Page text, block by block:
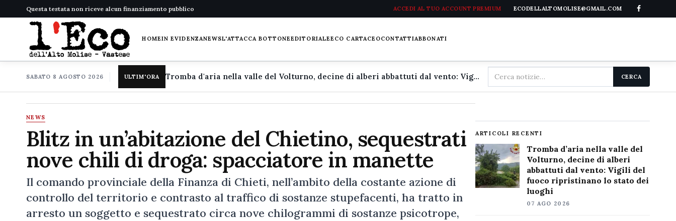
Questa testata non riceve alcun finanziamento pubblico ACCEDI AL TUO ACCOUNT PREMIUM ECODELLALTOMOLISE@GMAIL.COM
HOMEIN EVIDENZANEWSL'ATTACCA BOTTONEEDITORIALEECO CARTACEOCONTATTIABBONATI
SABATO 8 AGOSTO 2026 ULTIM'ORA Tromba d'aria nella valle del Volturno, decine di alberi abbattuti dal vento: Vigili del fuoco ripristinano lo stato dei luoghi
Cerca
nel
CERCA
NEWS
Blitz in un’abitazione del Chietino, sequestrati
nove chili di droga: spacciatore in manette
Il comando provinciale della Finanza di Chieti, nell’ambito della costante azione di
controllo del territorio e contrasto al traffico di sostanze stupefacenti, ha tratto in
arresto un soggetto e sequestrato circa nove chilogrammi di sostanze psicotrope,
ARTICOLI RECENTI
Tromba d’aria nella valle del
Volturno, decine di alberi
abbattuti dal vento: Vigili del
fuoco ripristinano lo stato dei
luoghi
07 AGO 2026